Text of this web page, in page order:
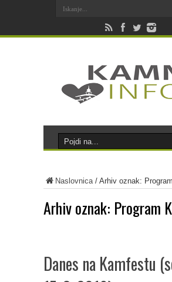
Naslovnica/ Arhiv oznak:
Arhiv oznak: Program
Danes na Kamfestu